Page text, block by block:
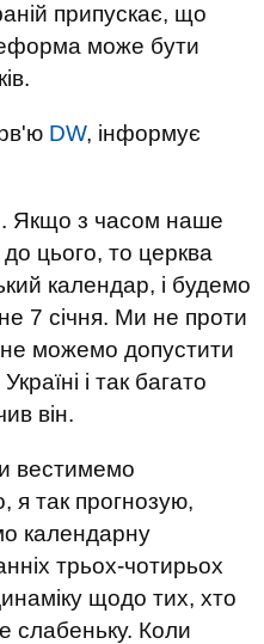
припускає, що
може бути
DW, інформує
Якщо з часом наше
цього, то церква
календар, і будемо
7 січня. Ми не проти
можемо допустити
і так багато
він.
вестимемо
я так прогнозую,
календарну
трьох-чотирьох
щодо тих, хто
слабеньку. Коли